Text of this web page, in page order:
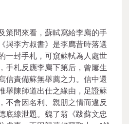
策問來看，蘇軾寫給李廌的手
與李方叔書》是李廌昔時落選
一封手札，可窺蘇軾為人處世
手札反應李廌下第后，曾屢生
信責備蘇無舉薦之力。信中還
舉陳師道出仕之緣由，足證蘇
不會因名利、親朋之情而違反
底線泄題。魏了翁《跋蘇文忠